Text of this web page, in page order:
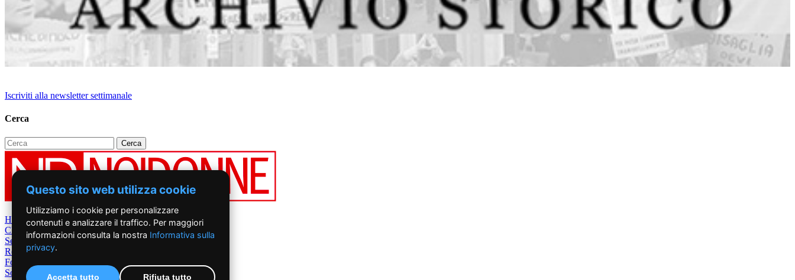
Iscriviti alla newsletter settimanale
Cerca
Home
Chi Siamo
Settimanale
Rete News
Foto&Video
Sostienici
Questo sito web utilizza cookie
Utilizziamo i cookie per personalizzare
contenuti e analizzare il traffico. Per maggiori
informazioni consulta la nostra Informativa sulla
privacy.
Accetta tutto Rifiuta tutto